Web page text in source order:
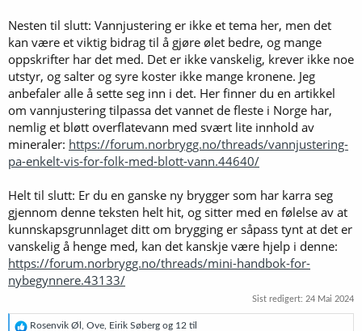
Nesten til slutt: Vannjustering er ikke et tema her, men det
kan være et viktig bidrag til å gjøre ølet bedre, og mange
oppskrifter har det med. Det er ikke vanskelig, krever ikke noe
utstyr, og salter og syre koster ikke mange kronene. Jeg
anbefaler alle å sette seg inn i det. Her finner du en artikkel
om vannjustering tilpassa det vannet de fleste i Norge har,
nemlig et bløtt overflatevann med svært lite innhold av
mineraler: https://forum.norbrygg.no/threads/vannjustering-
pa-enkelt-vis-for-folk-med-blott-vann.44640/
Helt til slutt: Er du en ganske ny brygger som har karra seg
gjennom denne teksten helt hit, og sitter med en følelse av at
kunnskapsgrunnlaget ditt om brygging er såpass tynt at det er
vanskelig å henge med, kan det kanskje være hjelp i denne:
https://forum.norbrygg.no/threads/mini-handbok-for-
nybegynnere.43133/
Sist redigert: 24 Mai 2024
R
Rosenvik Øl Ove Eirik Søberg og 12 til